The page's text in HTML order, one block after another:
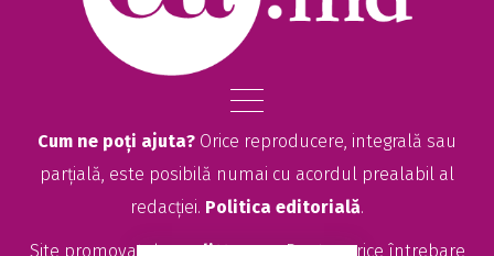
Cum ne poți ajuta? Orice reproducere, integrală sau
parțială, este posibilă numai cu acordul prealabil al
redacției. Politica editorială.
Site promovat deseolitte.com. Pentru orice întrebare